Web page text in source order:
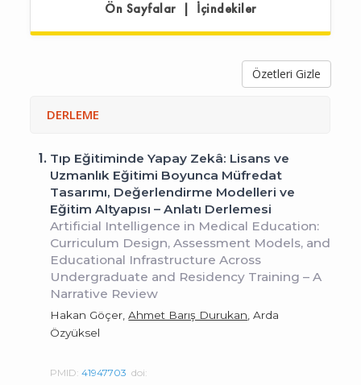
Ön Sayfalar | İçindekiler
Özetleri Gizle
DERLEME
1. Tıp Eğitiminde Yapay Zekâ: Lisans ve
Uzmanlık Eğitimi Boyunca Müfredat
Tasarımı, Değerlendirme Modelleri ve
Eğitim Altyapısı – Anlatı Derlemesi
Artificial Intelligence in Medical Education:
Curriculum Design, Assessment Models, and
Educational Infrastructure Across
Undergraduate and Residency Training – A
Narrative Review
Hakan Göçer,Ahmet Barış Durukan , Arda
Özyüksel
PMID:41947703 doi: